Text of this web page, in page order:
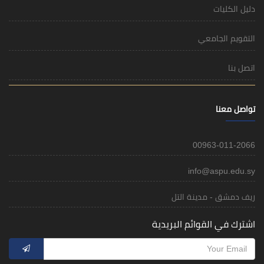
دليل الكليات
التقويم الجامعي
اتصل بنا
تواصل معنا
00963-011-2066
info@aspu.edu.sy
ريف دمشق - مدينة التل
اشترك في القوائم البريدية